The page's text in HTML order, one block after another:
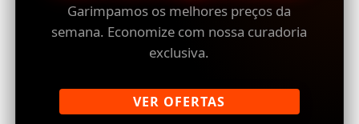
Garimpamos os melhores preços da
semana. Economize com nossa curadoria
exclusiva.
VER OFERTAS